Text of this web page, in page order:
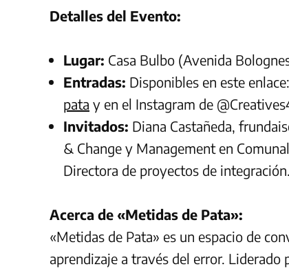
Detalles del Evento:
Lugar: Casa Bulbo (Avenida
Entradas: Disponibles en este enlace:
pata y en el Instagram de
Invitados: Diana Castañeda,
& Change y Management en
Directora de proyectos de integración.
Acerca de «Metidas de Pata»:
«Metidas de Pata» es un espacio de
aprendizaje a través del error.